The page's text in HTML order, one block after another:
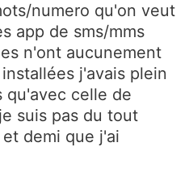
numero qu'on veut
app de sms/mms
n'ont aucunement
j'avais plein
qu'avec celle de
suis pas du tout
demi que j'ai